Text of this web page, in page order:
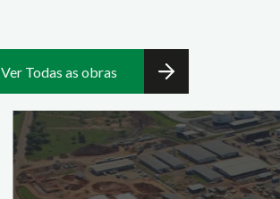
Ver Todas as obras